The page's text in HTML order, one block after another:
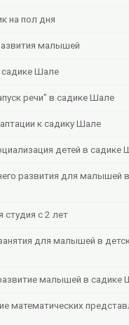
на пол дня
малышей
Шале
речи" в садике Шале
к садику Шале
детей в садике
развития для малышей
студия с 2 лет
для малышей в
малышей в садике
математических